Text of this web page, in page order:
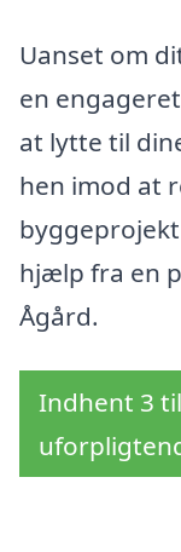
Uanset om
en
at lytte til
hen imod at
hjælp fra en
Ågård.
Indhent 3